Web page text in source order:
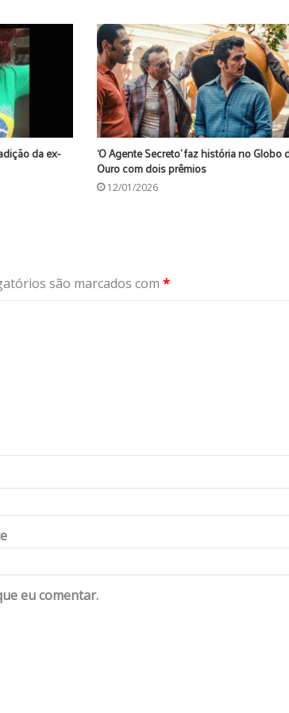
da ex- ‘O Agente Secreto’ faz história no Globo
Ouro com dois prêmios
12/01/2026
são marcados com *
eu comentar.